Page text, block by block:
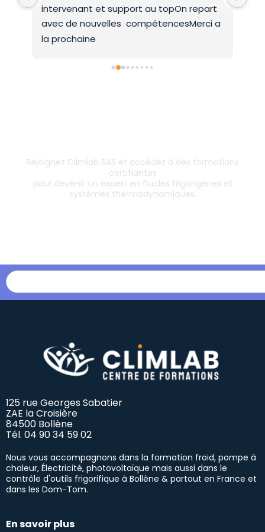
intervenant et support au topOn repart
avec de nouvelles  compétencesMerci a
la prochaine
Rejoignez Climlab SAS et accédez à des formations
certifiantes
pour devenir un expert en fluides frigorigènes et
systèmes thermodynamiques.
125 rue Georges Sabatier
ZAE la Croisière
84500 Bollène
Tél. 04 90 34 59 02
Nous vous accompagnons dans la formation froid, pompe à
chaleur, Électricité, photovoltaïque mais aussi dans le
contrôle d'outils frigorifique à Bollène & partout en France et
dans les Dom-Tom.
En savoir plus